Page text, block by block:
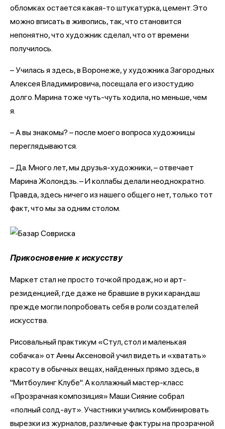
обломках остается какая-то штукатурка, цемент. Это
можно вписать в живопись, так, что становится
непонятно, что художник сделал, что от времени
получилось.
– Училась я здесь, в Воронеже, у художника Загородных
Алексея Владимировича, посещала его изостудию
долго. Марина тоже чуть-чуть ходила, но меньше, чем
я.
– А вы знакомы? – после моего вопроса художницы
переглядываются.
– Да. Много лет, мы друзья-художники, – отвечает
Марина Жолондзь. – И коллабы делали неоднократно.
Правда, здесь ничего из нашего общего нет, только тот
факт, что мы за одним столом.
Прикосновение к искусству
Маркет стал не просто точкой продаж, но и арт-
резиденцией, где даже не бравшие в руки карандаш
прежде могли попробовать себя в роли создателей
искусства.
Рисовальный практикум «Стул, стол и маленькая
собачка» от Анны Аксеновой учил видеть и «хватать»
красоту в обычных вещах, найденных прямо здесь, в
"Митбоулинг Клубе". А коллажный мастер-класс
«Прозрачная композиция» Маши Сияние собрал
«полный солд-аут». Участники учились комбинировать
вырезки из журналов, различные фактуры на прозрачной